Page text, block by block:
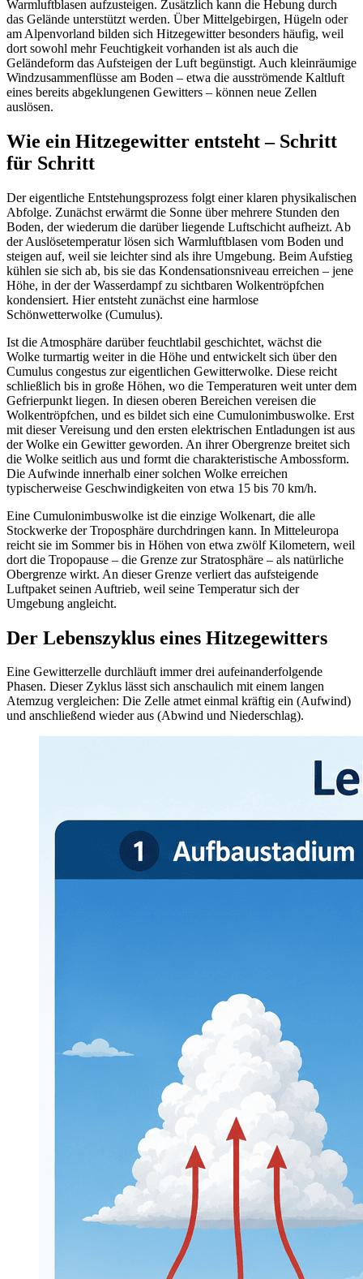
Warmluftblasen aufzusteigen. Zusätzlich kann die Hebung durch
das Gelände unterstützt werden. Über Mittelgebirgen, Hügeln oder
am Alpenvorland bilden sich Hitzegewitter besonders häufig, weil
dort sowohl mehr Feuchtigkeit vorhanden ist als auch die
Geländeform das Aufsteigen der Luft begünstigt. Auch kleinräumige
Windzusammenflüsse am Boden – etwa die ausströmende Kaltluft
eines bereits abgeklungenen Gewitters – können neue Zellen
auslösen.
Wie ein Hitzegewitter entsteht – Schritt
für Schritt
Der eigentliche Entstehungsprozess folgt einer klaren physikalischen
Abfolge. Zunächst erwärmt die Sonne über mehrere Stunden den
Boden, der wiederum die darüber liegende Luftschicht aufheizt. Ab
der Auslösetemperatur lösen sich Warmluftblasen vom Boden und
steigen auf, weil sie leichter sind als ihre Umgebung. Beim Aufstieg
kühlen sie sich ab, bis sie das Kondensationsniveau erreichen – jene
Höhe, in der der Wasserdampf zu sichtbaren Wolkentröpfchen
kondensiert. Hier entsteht zunächst eine harmlose
Schönwetterwolke (Cumulus).
Ist die Atmosphäre darüber feuchtlabil geschichtet, wächst die
Wolke turmartig weiter in die Höhe und entwickelt sich über den
Cumulus congestus zur eigentlichen Gewitterwolke. Diese reicht
schließlich bis in große Höhen, wo die Temperaturen weit unter dem
Gefrierpunkt liegen. In diesen oberen Bereichen vereisen die
Wolkentröpfchen, und es bildet sich eine Cumulonimbuswolke. Erst
mit dieser Vereisung und den ersten elektrischen Entladungen ist aus
der Wolke ein Gewitter geworden. An ihrer Obergrenze breitet sich
die Wolke seitlich aus und formt die charakteristische Ambossform.
Die Aufwinde innerhalb einer solchen Wolke erreichen
typischerweise Geschwindigkeiten von etwa 15 bis 70 km/h.
Eine Cumulonimbuswolke ist die einzige Wolkenart, die alle
Stockwerke der Troposphäre durchdringen kann. In Mitteleuropa
reicht sie im Sommer bis in Höhen von etwa zwölf Kilometern, weil
dort die Tropopause – die Grenze zur Stratosphäre – als natürliche
Obergrenze wirkt. An dieser Grenze verliert das aufsteigende
Luftpaket seinen Auftrieb, weil seine Temperatur sich der
Umgebung angleicht.
Der Lebenszyklus eines Hitzegewitters
Eine Gewitterzelle durchläuft immer drei aufeinanderfolgende
Phasen. Dieser Zyklus lässt sich anschaulich mit einem langen
Atemzug vergleichen: Die Zelle atmet einmal kräftig ein (Aufwind)
und anschließend wieder aus (Abwind und Niederschlag).